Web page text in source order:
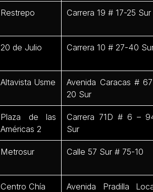
Restrepo Carrera 19 # 17-25 Sur
20 de Julio Carrera 10 # 27-40
Altavista Usme
Avenida Caracas #
20 Sur
Plaza de las
Américas 2
Carrera 71D # 6 –
Sur
Metrosur Calle 57 Sur # 75-10
Centro Chía
Avenida Pradilla